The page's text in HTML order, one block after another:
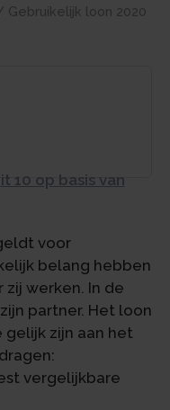
Gebruikelijk loon 2020
10 op basis van
voor
belang hebben
werken. In de
partner. Het loon
zijn aan het
vergelijkbare